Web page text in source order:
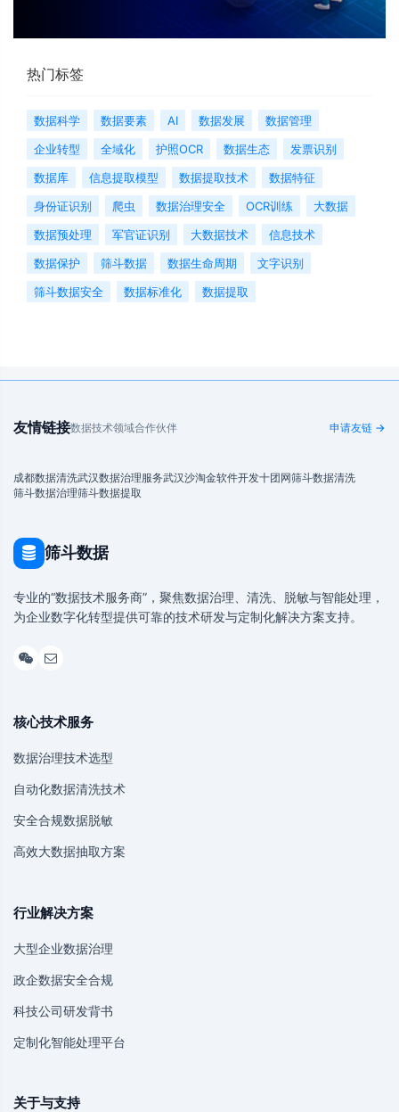
热门标签
数据科学 数据要素 AI 数据发展
数据管理
企业转型
全域化 护照OCR 数据生态
发票识别
数据库
信息提取模型 数据提取技术
数据特征
身份证识别
爬虫 数据治理安全 OCR训练
大数据
数据预处理
军官证识别 大数据技术
信息技术
数据保护
筛斗数据 数据生命周期
文字识别
筛斗数据安全
数据标准化 数据提取
友情链接数据技术领域合作伙伴 申请友链 →
成都数据清洗武汉数据治理服务武汉沙淘金软件开发十团网筛斗数据清洗
筛斗数据治理筛斗数据提取
筛斗数据
专业的“数据技术服务商”，聚焦数据治理、清洗、脱敏与智能处理，
为企业数字化转型提供可靠的技术研发与定制化解决方案支持。
核心技术服务
数据治理技术选型
自动化数据清洗技术
安全合规数据脱敏
高效大数据抽取方案
行业解决方案
大型企业数据治理
政企数据安全合规
科技公司研发背书
定制化智能处理平台
关于与支持